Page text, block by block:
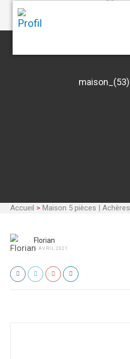
Accueil > Maison 5 pièces | Achères
Florian
5 AVRIL 2021